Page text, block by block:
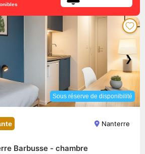
❯
Sous réserve de disponibilité
Nanterre
Barbusse - chambre